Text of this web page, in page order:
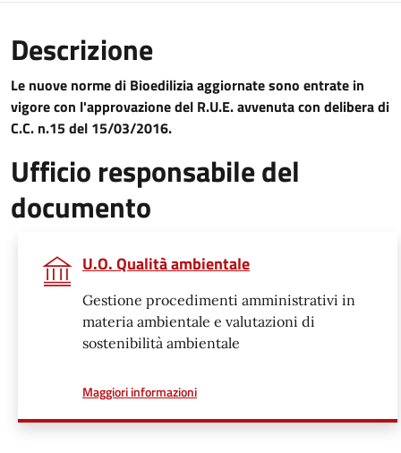
Descrizione
Le nuove norme di Bioedilizia aggiornate sono entrate in
vigore con l'approvazione del R.U.E. avvenuta con delibera di
C.C. n.15 del 15/03/2016.
Ufficio responsabile del
documento
U.O. Qualità ambientale
Gestione procedimenti amministrativi in
materia ambientale e valutazioni di
sostenibilità ambientale
Maggiori informazionia proposito di